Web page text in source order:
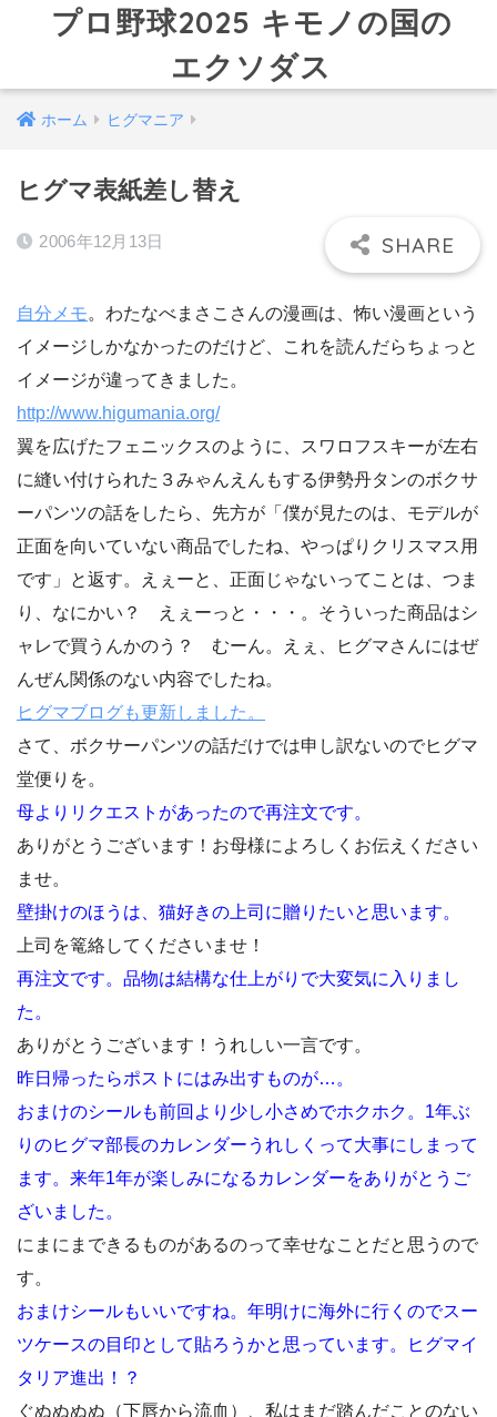
プロ野球2025 キモノの国の
エクソダス
ホーム ヒグマニア
ヒグマ表紙差し替え
2006年12月13日
自分メモ。わたなべまさこさんの漫画は、怖い漫画という
イメージしかなかったのだけど、これを読んだらちょっと
イメージが違ってきました。
http://www.higumania.org/
翼を広げたフェニックスのように、スワロフスキーが左右
に縫い付けられた３みゃんえんもする伊勢丹タンのボクサ
ーパンツの話をしたら、先方が「僕が見たのは、モデルが
正面を向いていない商品でしたね、やっぱりクリスマス用
です」と返す。えぇーと、正面じゃないってことは、つま
り、なにかい？ えぇーっと・・・。そういった商品はシ
ャレで買うんかのう？ むーん。えぇ、ヒグマさんにはぜ
んぜん関係のない内容でしたね。
ヒグマブログも更新しました。
さて、ボクサーパンツの話だけでは申し訳ないのでヒグマ
堂便りを。
母よりリクエストがあったので再注文です。
ありがとうございます！お母様によろしくお伝えください
ませ。
壁掛けのほうは、猫好きの上司に贈りたいと思います。
上司を篭絡してくださいませ！
再注文です。品物は結構な仕上がりで大変気に入りまし
た。
ありがとうございます！うれしい一言です。
昨日帰ったらポストにはみ出すものが…。
おまけのシールも前回より少し小さめでホクホク。1年ぶ
りのヒグマ部長のカレンダーうれしくって大事にしまって
ます。来年1年が楽しみになるカレンダーをありがとうご
ざいました。
にまにまできるものがあるのって幸せなことだと思うので
す。
おまけシールもいいですね。年明けに海外に行くのでスー
ツケースの目印として貼ろうかと思っています。ヒグマイ
タリア進出！？
ぐぬぬぬぬ（下唇から流血）、私はまだ踏んだことのない